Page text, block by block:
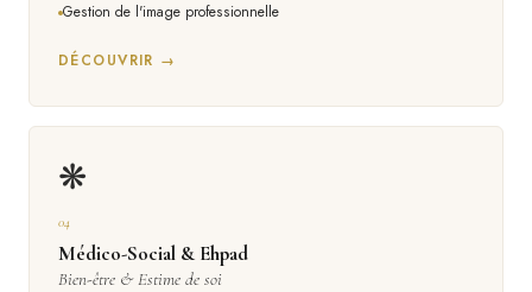
Gestion de l'image professionnelle
DÉCOUVRIR →
❋
04
Médico-Social & Ehpad
Bien-être & Estime de soi